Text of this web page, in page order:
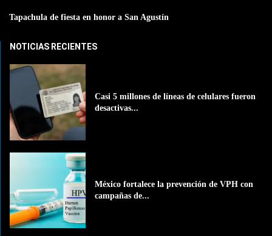
Tapachula de fiesta en honor a San Agustín
NOTICIAS RECIENTES
Casi 5 millones de líneas de celulares fueron
desactivas...
México fortalece la prevención de VPH con
campañas de...